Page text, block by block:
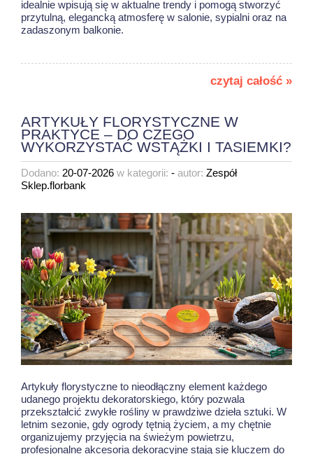
idealnie wpisują się w aktualne trendy i pomogą stworzyć
przytulną, elegancką atmosferę w salonie, sypialni oraz na
zadaszonym balkonie.
czytaj całość »
ARTYKUŁY FLORYSTYCZNE W
PRAKTYCE – DO CZEGO
WYKORZYSTAĆ WSTĄŻKI I TASIEMKI?
Dodano: 20-07-2026 w kategorii: - autor: Zespół
Sklep.florbank
Artykuły florystyczne to nieodłączny element każdego
udanego projektu dekoratorskiego, który pozwala
przekształcić zwykłe rośliny w prawdziwe dzieła sztuki. W
letnim sezonie, gdy ogrody tętnią życiem, a my chętnie
organizujemy przyjęcia na świeżym powietrzu,
profesjonalne akcesoria dekoracyjne stają się kluczem do